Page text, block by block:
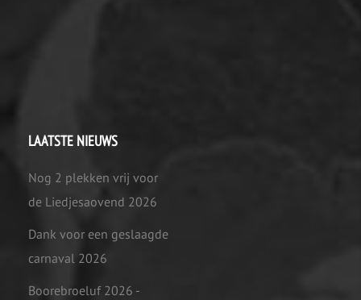
LAATSTE NIEUWS
Nog 2 plekken vrij voor
de Liedjesaovend 2026
Dank voor een geslaagde
carnaval 2026
Boorebroeluf 2026 -